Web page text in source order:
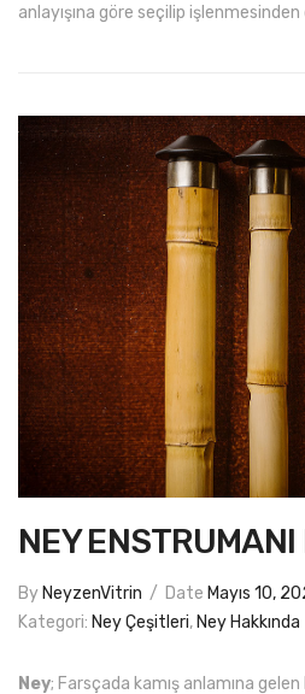
anlayışına göre seçilip
NEY ENSTRUMANI
By NeyzenVitrin / Date Mayıs 10,
Kategori: Ney Çeşitleri, Ney Hakkında
Ney; Farsçada kamış anlamına